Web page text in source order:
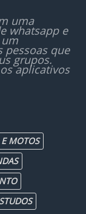
uma
whatsapp e
pessoas que
grupos.
aplicativos
E MOTOS